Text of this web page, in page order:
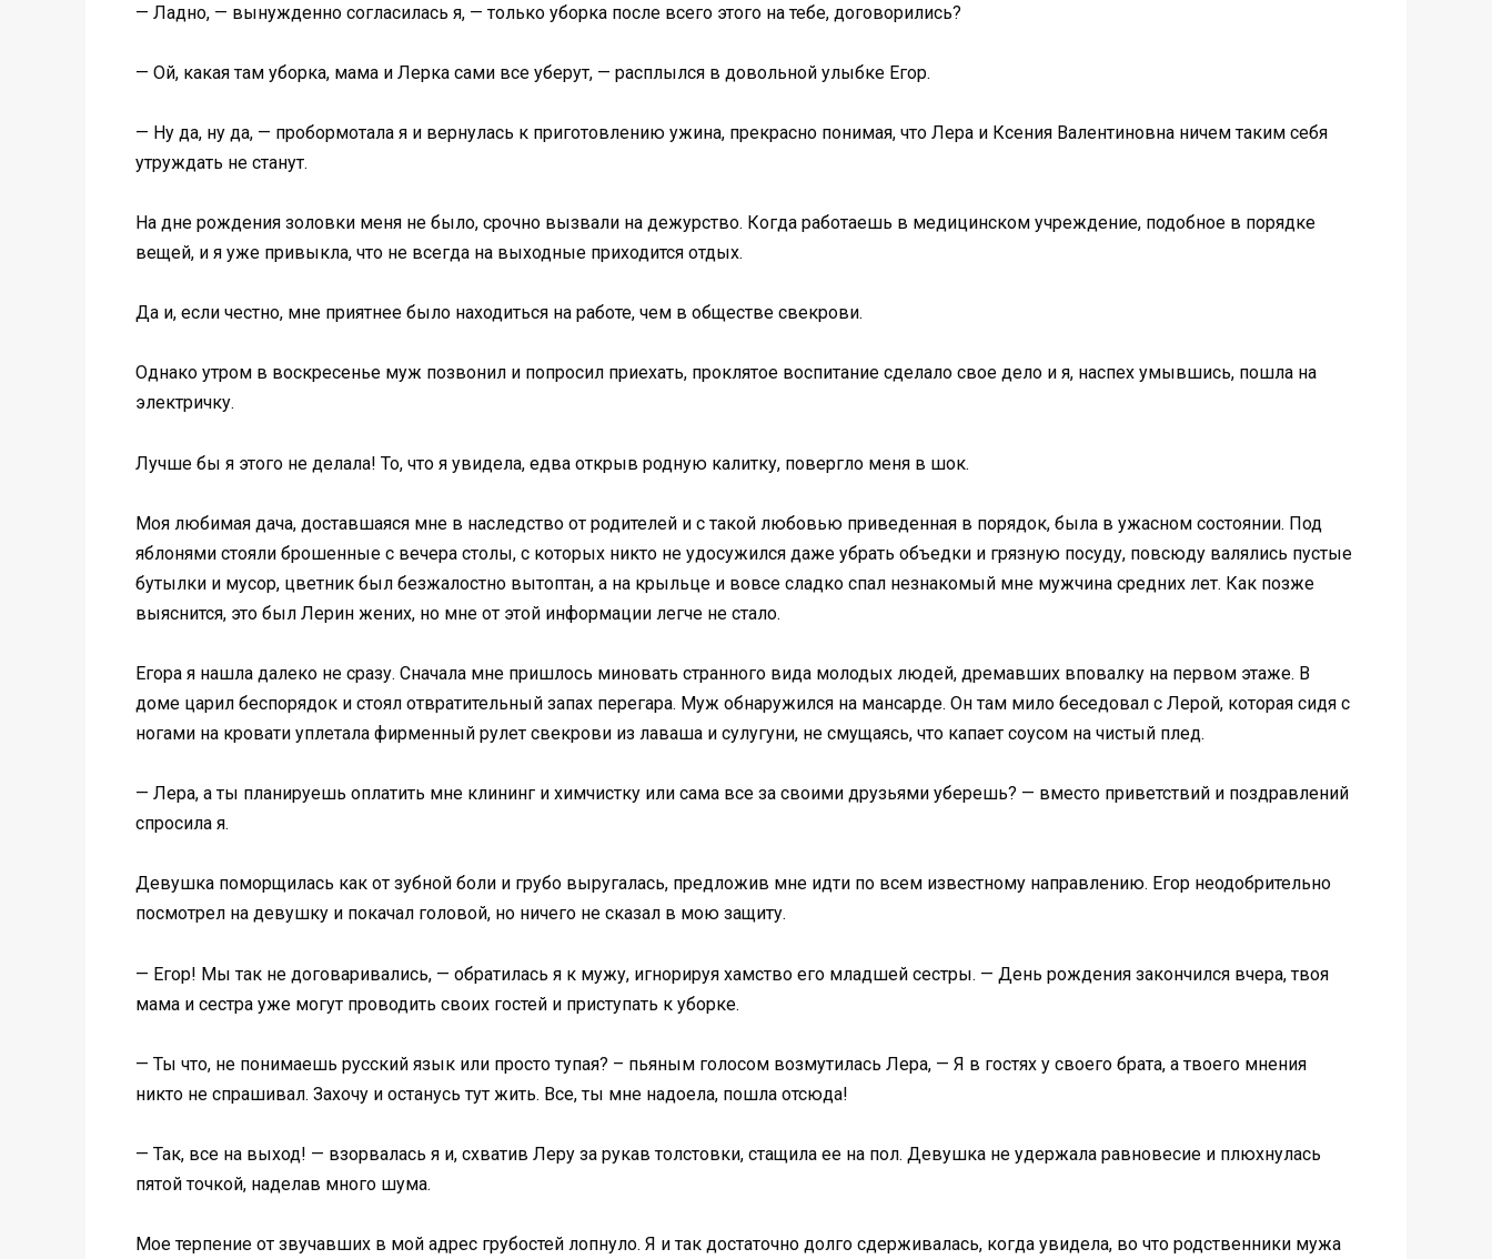
— Ладно, — вынужденно согласилась я, — только уборка после всего этого на тебе, договорились?
— Ой, какая там уборка, мама и Лерка сами все уберут, — расплылся в довольной улыбке Егор.
— Ну да, ну да, — пробормотала я и вернулась к приготовлению ужина, прекрасно понимая, что Лера и Ксения Валентиновна ничем таким себя
утруждать не станут.
На дне рождения золовки меня не было, срочно вызвали на дежурство. Когда работаешь в медицинском учреждение, подобное в порядке
вещей, и я уже привыкла, что не всегда на выходные приходится отдых.
Да и, если честно, мне приятнее было находиться на работе, чем в обществе свекрови.
Однако утром в воскресенье муж позвонил и попросил приехать, проклятое воспитание сделало свое дело и я, наспех умывшись, пошла на
электричку.
Лучше бы я этого не делала! То, что я увидела, едва открыв родную калитку, повергло меня в шок.
Моя любимая дача, доставшаяся мне в наследство от родителей и с такой любовью приведенная в порядок, была в ужасном состоянии. Под
яблонями стояли брошенные с вечера столы, с которых никто не удосужился даже убрать объедки и грязную посуду, повсюду валялись пустые
бутылки и мусор, цветник был безжалостно вытоптан, а на крыльце и вовсе сладко спал незнакомый мне мужчина средних лет. Как позже
выяснится, это был Лерин жених, но мне от этой информации легче не стало.
Егора я нашла далеко не сразу. Сначала мне пришлось миновать странного вида молодых людей, дремавших вповалку на первом этаже. В
доме царил беспорядок и стоял отвратительный запах перегара. Муж обнаружился на мансарде. Он там мило беседовал с Лерой, которая сидя с
ногами на кровати уплетала фирменный рулет свекрови из лаваша и сулугуни, не смущаясь, что капает соусом на чистый плед.
— Лера, а ты планируешь оплатить мне клининг и химчистку или сама все за своими друзьями уберешь? — вместо приветствий и поздравлений
спросила я.
Девушка поморщилась как от зубной боли и грубо выругалась, предложив мне идти по всем известному направлению. Егор неодобрительно
посмотрел на девушку и покачал головой, но ничего не сказал в мою защиту.
— Егор! Мы так не договаривались, — обратилась я к мужу, игнорируя хамство его младшей сестры. — День рождения закончился вчера, твоя
мама и сестра уже могут проводить своих гостей и приступать к уборке.
— Ты что, не понимаешь русский язык или просто тупая? – пьяным голосом возмутилась Лера, — Я в гостях у своего брата, а твоего мнения
никто не спрашивал. Захочу и останусь тут жить. Все, ты мне надоела, пошла отсюда!
— Так, все на выход! — взорвалась я и, схватив Леру за рукав толстовки, стащила ее на пол. Девушка не удержала равновесие и плюхнулась
пятой точкой, наделав много шума.
Мое терпение от звучавших в мой адрес грубостей лопнуло. Я и так достаточно долго сдерживалась, когда увидела, во что родственники мужа